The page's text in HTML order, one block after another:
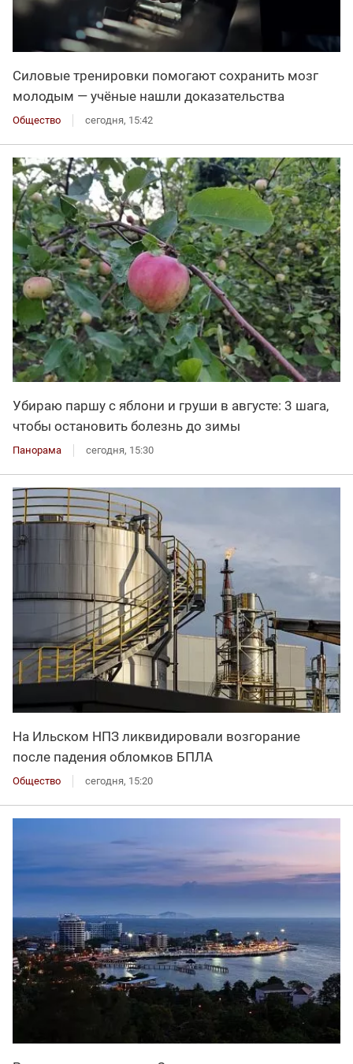
Силовые тренировки помогают сохранить мозг
молодым — учёные нашли доказательства
Общество сегодня, 15:42
Убираю паршу с яблони и груши в августе: 3 шага,
чтобы остановить болезнь до зимы
Панорама сегодня, 15:30
На Ильском НПЗ ликвидировали возгорание
после падения обломков БПЛА
Общество сегодня, 15:20